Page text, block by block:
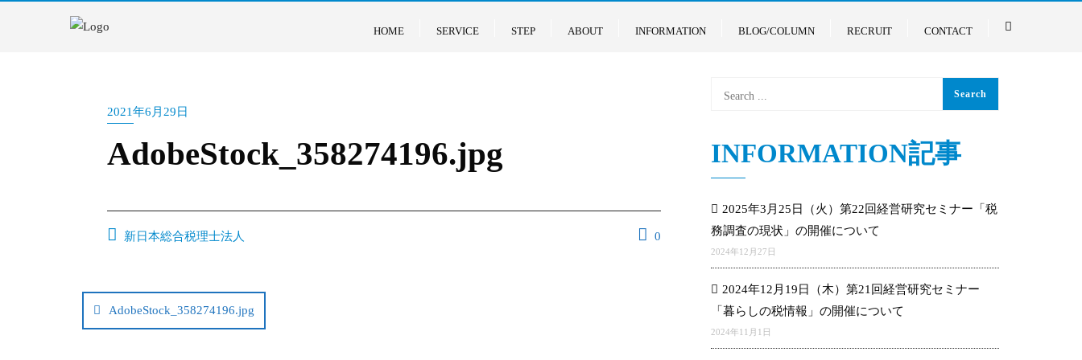
HOME SERVICE STEP ABOUT INFORMATION BLOG/COLUMN RECRUIT CONTACT
2021年6月29日
AdobeStock_358274196.jpg
新日本総合税理士法人 0
AdobeStock_358274196.jpg
INFORMATION記事
2025年3月25日（火）第22回経営研究セミナー「税
務調査の現状」の開催について
2024年12月27日
2024年12月19日（木）第21回経営研究セミナー
「暮らしの税情報」の開催について
2024年11月1日